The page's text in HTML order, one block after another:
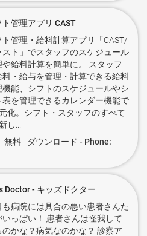
ト管理アプリ CAST
ト管理・給料計算アプリ「CAST/
スト」でスタッフのスケジュール
や給料計算を簡単に。 スタッフ
料・給与を管理・計算できる給料
機能、シフトのスケジュールやシ
表を管理できるカレンダー機能で
化。シフト・スタッフのすべて
...
- 無料 - ダウンロード - Phone:
Doctor - キッズドクター
も病院には具合の悪い患者さんた
いっぱい！ 患者さんは怪我して
のかな？病気なのかな？ 診察ア